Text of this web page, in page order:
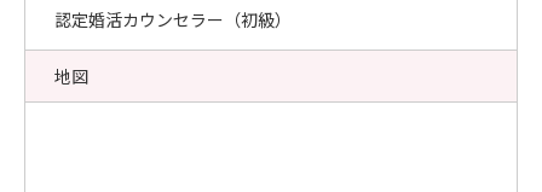
認定婚活カウンセラー（初級）
地図